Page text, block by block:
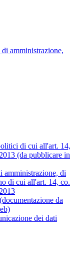
amministrazione,
di cui all'art. 14,
(da pubblicare in
amministrazione, di
di cui all'art. 14, co.
da
dei dati